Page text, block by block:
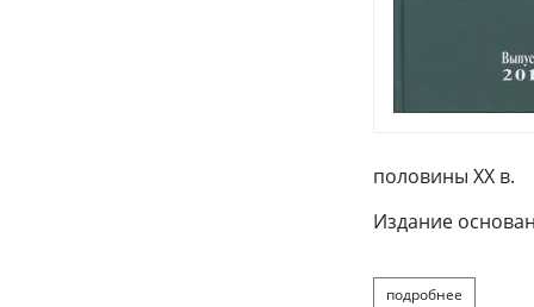
половины XX в.
Издание
подробнее